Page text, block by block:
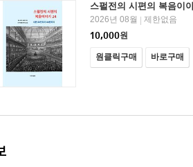
스펄전의 시편의 복음이
2026년 08월
제한없음
10,000원
원클릭구매 바로구매